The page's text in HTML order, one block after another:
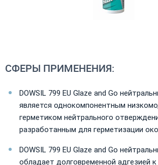
СФЕРЫ ПРИМЕНЕНИЯ:
DOWSIL 799 EU Glaze and Go
является однокомпонентным
герметиком нейтрального
разработанным для герметизации
DOWSIL 799 EU Glaze and Go
обладает долговременной адгезией